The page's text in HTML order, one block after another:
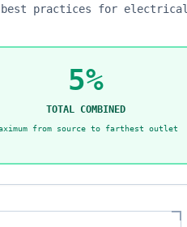
best practices for electrical
5%
TOTAL COMBINED
from source to farthest outlet